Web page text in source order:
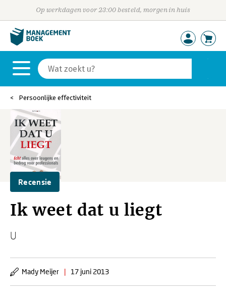
Op werkdagen voor 23:00 besteld, morgen in huis
Persoonlijke effectiviteit
Recensie
Ik weet dat u liegt
U
Mady Meijer | 17 juni 2013